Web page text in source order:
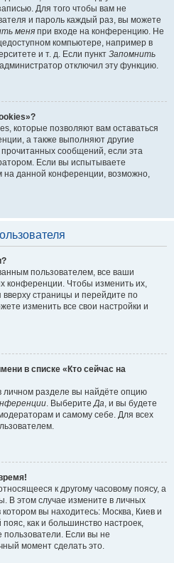
Для того чтобы вам не
и пароль каждый раз, вы можете
меня при входе на конференцию. Не
компьютере, например в
и т. д. Если пункт Запомнить
администратор отключил эту функцию.
которые позволяют вам оставаться
а также выполняют другие
сообщений, если эта
Если вы испытываете
на данной конференции, возможно,
пользователем, все ваши
конференции. Чтобы изменить их,
страницы и перейдите по
изменить все свои настройки и
в списке «Кто сейчас на
личном разделе вы найдёте опцию
. ВыберитеДа, и вы будете
и самому себе. Для всех
к другому часовому поясу, а
В этом случае измените в личных
котором вы находитесь: Москва, Киев и
как и большинство настроек,
пользователи. Если вы не
момент сделать это.